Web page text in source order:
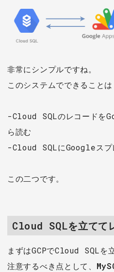
非常にシンプルですね。
このシステムでできることは
-Cloud SQLのレコードを
ら読む
-Cloud SQLにGoogleスプ
この二つです。
Cloud SQLを立てて
まずはGCPでCloud SQLを
注意するべき点として、